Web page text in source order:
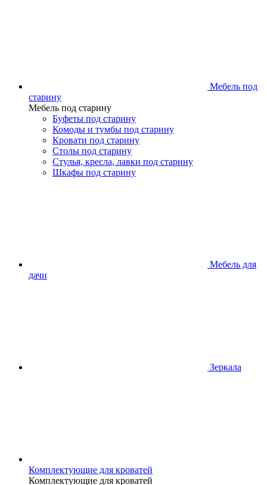
Мебель под
старину
Мебель под старину
Буфеты под старину
Комоды и тумбы под старину
Кровати под старину
Столы под старину
Стулья, кресла, лавки под старину
Шкафы под старину
Мебель для
дачи
Зеркала
Комплектующие для кроватей
Комплектующие для кроватей